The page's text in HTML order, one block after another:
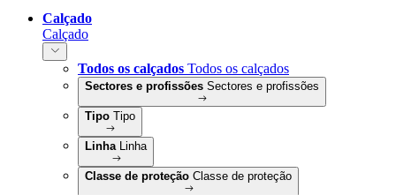
Calçado
Calçado
Todos os calçados Todos os calçados
Sectores e profissões Sectores e profissões
Tipo Tipo
Linha Linha
Classe de proteção Classe de proteção